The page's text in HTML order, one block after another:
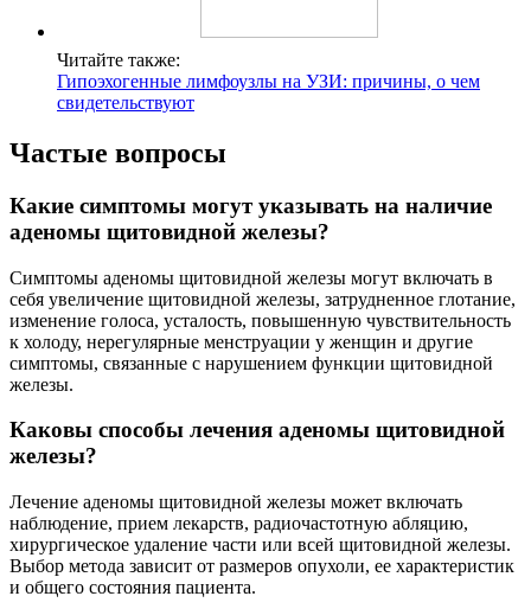
Читайте также:
Гипоэхогенные лимфоузлы на УЗИ: причины, о чем
свидетельствуют
Частые вопросы
Какие симптомы могут указывать на наличие
аденомы щитовидной железы?
Симптомы аденомы щитовидной железы могут включать в
себя увеличение щитовидной железы, затрудненное глотание,
изменение голоса, усталость, повышенную чувствительность
к холоду, нерегулярные менструации у женщин и другие
симптомы, связанные с нарушением функции щитовидной
железы.
Каковы способы лечения аденомы щитовидной
железы?
Лечение аденомы щитовидной железы может включать
наблюдение, прием лекарств, радиочастотную абляцию,
хирургическое удаление части или всей щитовидной железы.
Выбор метода зависит от размеров опухоли, ее характеристик
и общего состояния пациента.